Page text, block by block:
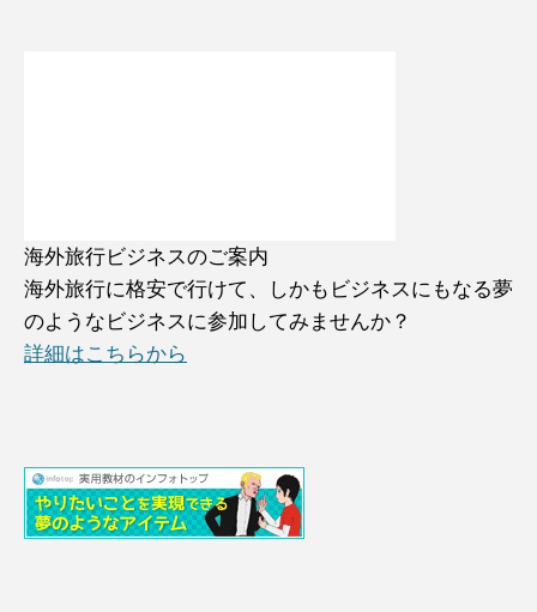
海外旅行ビジネスのご案内
海外旅行に格安で行けて、しかもビジネスにもなる夢
のようなビジネスに参加してみませんか？
詳細はこちらから